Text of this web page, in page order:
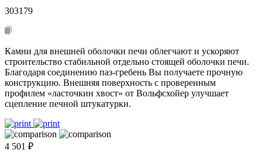
303179
Камни для внешней оболочки печи облегчают и ускоряют
строительство стабильной отдельно стоящей оболочки печи.
Благодаря соединению паз-гребень Вы получаете прочную
конструкцию. Внешняя поверхность с проверенным
профилем «ласточкин хвост» от Вольфсхойер улучшает
сцепление печной штукатурки.
4 501 ₽